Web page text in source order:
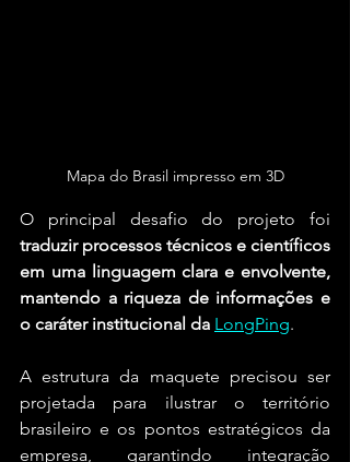
Mapa do Brasil impresso em 3D
traduzir processos técnicos e científicos
em uma linguagem clara e envolvente,
mantendo a riqueza de informações e
o caráter institucional da LongPing.
A estrutura da maquete precisou ser
projetada para ilustrar o território
brasileiro e os pontos estratégicos da
empresa, garantindo integração